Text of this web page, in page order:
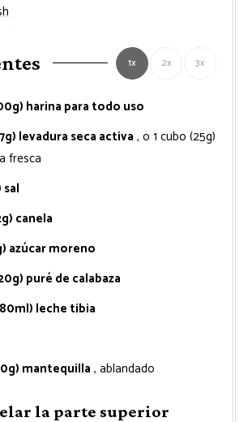
1x 2x 3x
harina para todo uso
levadura seca activa , o 1 cubo (25g)
fresca
sal
canela
azúcar moreno
puré de calabaza
leche tibia
mantequilla , ablandado
la parte superior